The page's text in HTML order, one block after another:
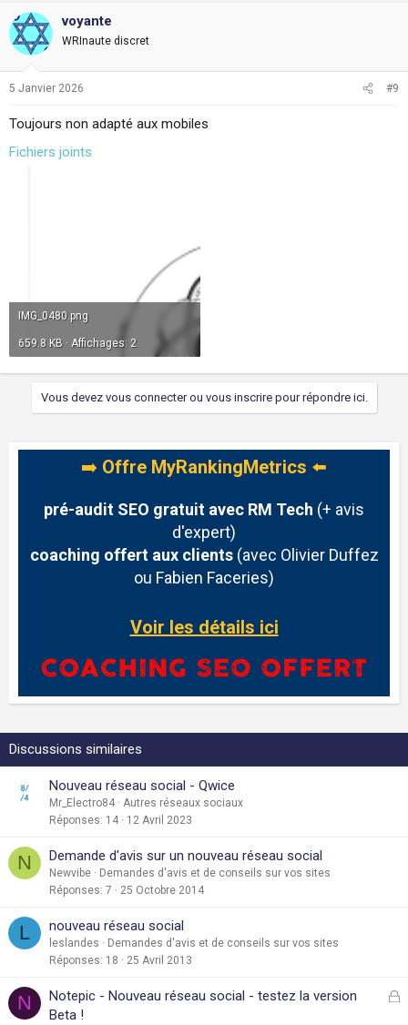
voyante
WRInaute discret
5 Janvier 2026 #9
Toujours non adapté aux mobiles
Fichiers joints
IMG_0480.png
659.8 KB · Affichages: 2
Vous devez vous connecter ou vous inscrire pour répondre ici.
➡️ Offre MyRankingMetrics ⬅️
pré-audit SEO gratuit avec RM Tech (+ avis
d'expert)
coaching offert aux clients(avec Olivier Duffez
ou Fabien Faceries)
Voir les détails ici
Discussions similaires
Nouveau réseau social - Qwice
Mr_Electro84
Autres réseaux sociaux
Réponses 14 12 Avril 2023
N Demande d'avis sur un nouveau réseau social
Newvibe
Demandes d'avis et de conseils sur vos sites
Réponses 7 25 Octobre 2014
L nouveau réseau social
leslandes
Demandes d'avis et de conseils sur vos sites
Réponses 18 25 Avril 2013
N
F
Notepic - Nouveau réseau social - testez la version
Beta !